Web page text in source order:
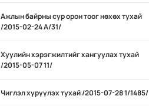
Ажлын байрны сур орон тоог нөхөх тухай
/2015-02-24 А/31/
Хуулийн хэрэгжилтийг хангуулах тухай
/2015-05-07 11/
Чиглэл хүрүүлэх тухай /2015-07-28 1/1485/